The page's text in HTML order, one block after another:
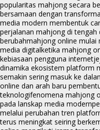
popularitas mahjong secara
bersamaan dengan
media modern membentuk
perjalanan mahjong di
berubahmahjong online mulai
media digitalketika mahjong
kebiasaan pengguna internet
dinamika ekosistem platform
semakin sering masuk ke
online dan arah baru
teknologifenomena mahjong
pada lanskap media modern
melalui perubahan tren
terus meningkat seiring